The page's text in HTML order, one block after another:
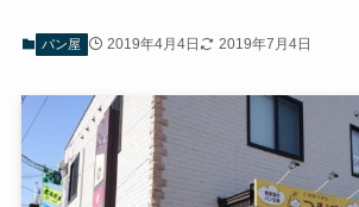
パン屋 2019年4月4日 2019年7月4日